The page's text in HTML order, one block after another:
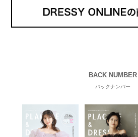
BACK NUMBER
バックナンバー